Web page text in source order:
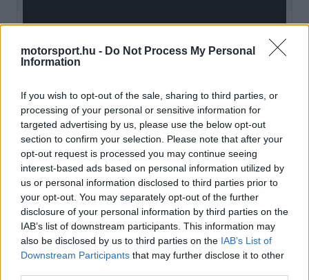
motorsport.hu - Do Not Process My Personal
Information
If you wish to opt-out of the sale, sharing to third parties, or
processing of your personal or sensitive information for
targeted advertising by us, please use the below opt-out
section to confirm your selection. Please note that after your
opt-out request is processed you may continue seeing
interest-based ads based on personal information utilized by
us or personal information disclosed to third parties prior to
your opt-out. You may separately opt-out of the further
disclosure of your personal information by third parties on the
IAB’s list of downstream participants. This information may
also be disclosed by us to third parties on the IAB’s List of
Downstream Participants that may further disclose it to other
Gerhard Berger szerint a mai csapatvezetők
egészen más szemlélettel dolgoznak, mint a 80-
as és 90-es években. „Ron Dennis mindenből a
legjobbat akarta. Ami annál kevesebb volt, az
nem felelt meg. Mindig a leggyorsabb
versenyzőket szerződtette, mert hitt abban, hogy
a legnehezebb személyiségeket is képes kezelni.”